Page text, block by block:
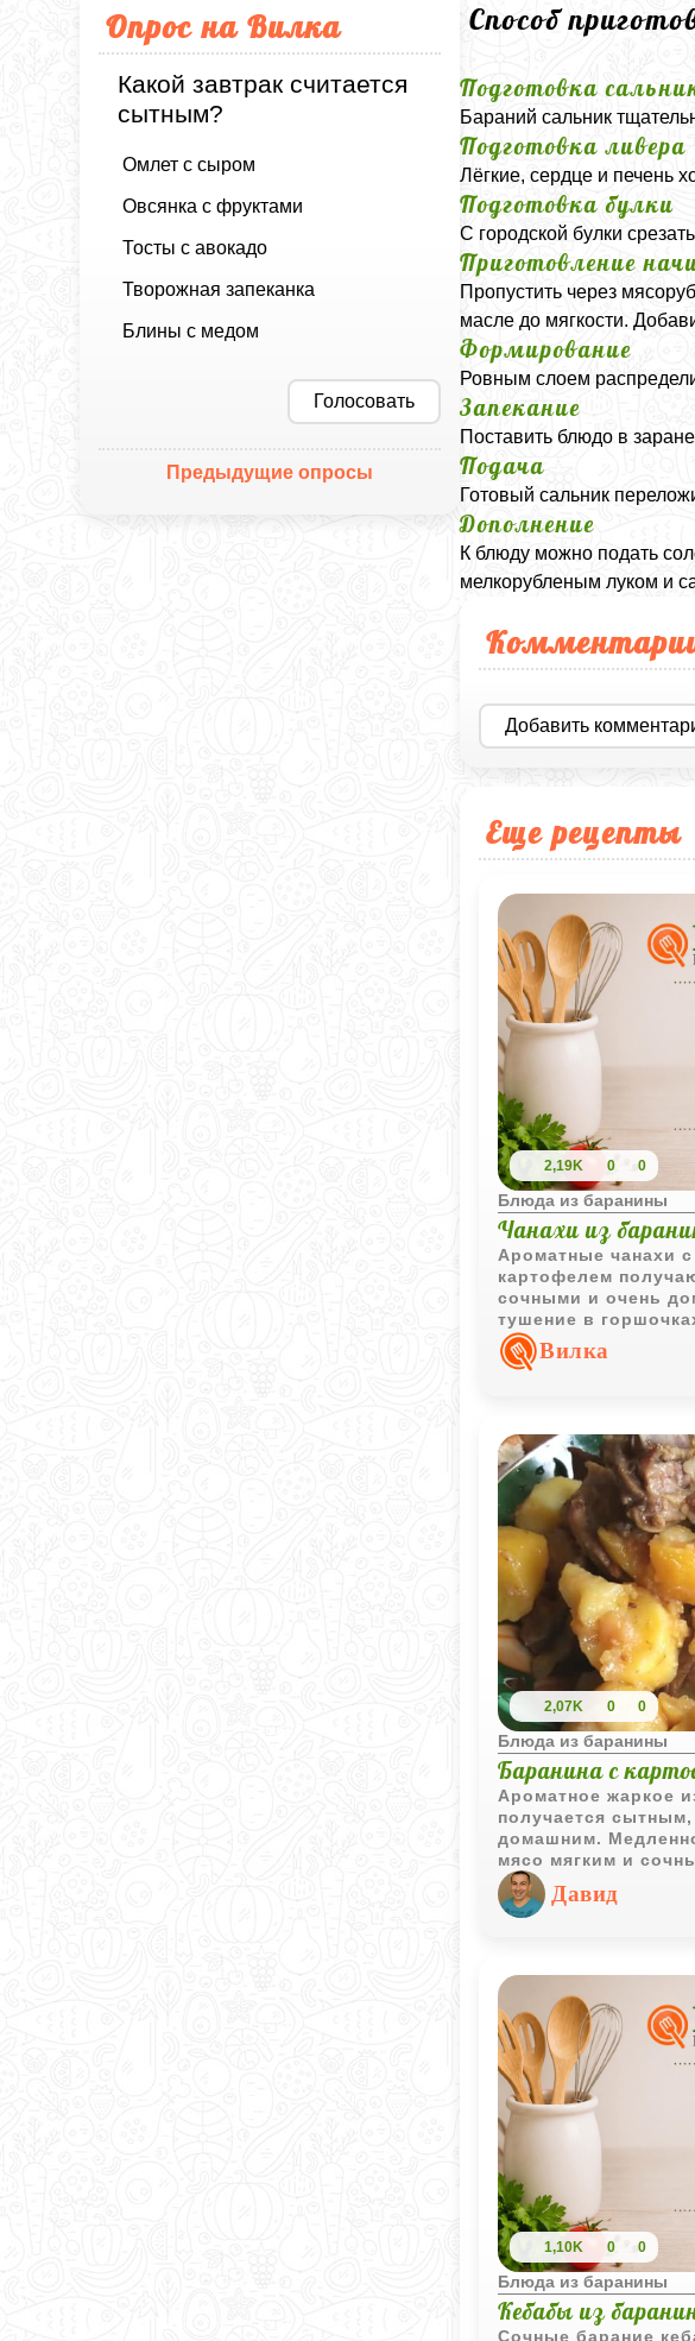
Опрос на Вилка
Какой завтрак считается
сытным?
Омлет с сыром
Овсянка с фруктами
Тосты с авокадо
Творожная запеканка
Блины с медом
Голосовать
Предыдущие опросы
Способ
Подготовка
Бараний сальник
Подготовка ливера
Лёгкие, сердце и печень
Подготовка булки
С городской булки
Приготовление
Пропустить через
масле до мягкости.
Формирование
Ровным слоем
Запекание
Поставить блюдо в
Подача
Готовый сальник
Дополнение
К блюду можно подать
мелкорубленым луком и
Добавить
Еще рецепты
2,19K 0 0
Блюда из баранины
Чанахи из
Ароматные чанахи
картофелем
сочными и очень
тушение в
овощи
бульоном и
Вилка
2,07K 0 0
Блюда из баранины
Баранина с
Ароматное жаркое
получается
домашним.
мясо мягким и
придают блюду
Давид
1,10K 0 0
Блюда из баранины
Кебабы из
Сочные барание